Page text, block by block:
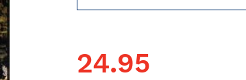
24.95